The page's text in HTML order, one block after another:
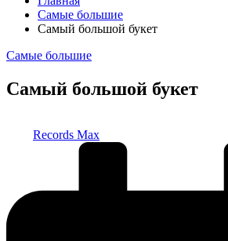
Самые большие
Самый большой букет
Опубликовано
Самые большие
Самый большой букет
Records Max